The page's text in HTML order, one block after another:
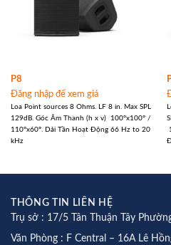
P8
Đăng nhập để xem giá
Loa Point sources 8 Ohms. LF 8 in. Max SPL
129dB. Góc Âm Thanh (h x v) 100°x100° /
110°x60°. Dải Tần Hoạt Động 66 Hz to 20
kHz
THÔNG TIN LIÊN HỆ
Trụ sở : 17/5 Tân Thuận Tây
Văn Phòng : F Central – 16A Lê